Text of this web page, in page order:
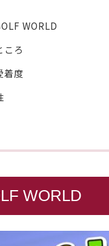
WORLD
ころ
着度
WORLD